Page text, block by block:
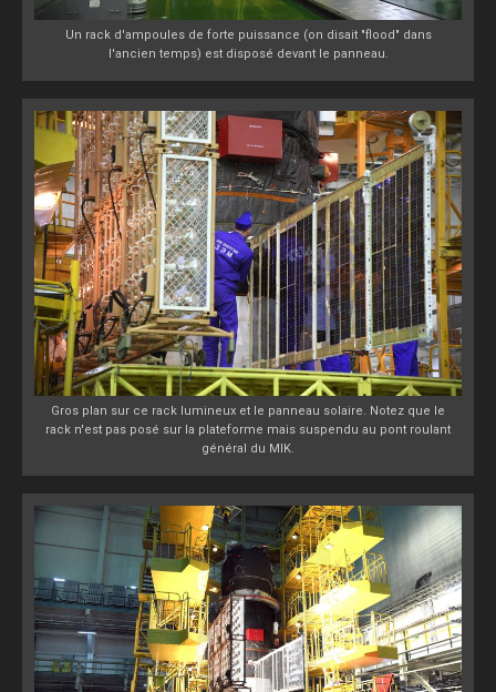
Un rack d'ampoules de forte puissance (on disait "flood" dans
l'ancien temps) est disposé devant le panneau.
Gros plan sur ce rack lumineux et le panneau solaire. Notez que le
rack n'est pas posé sur la plateforme mais suspendu au pont roulant
général du MIK.